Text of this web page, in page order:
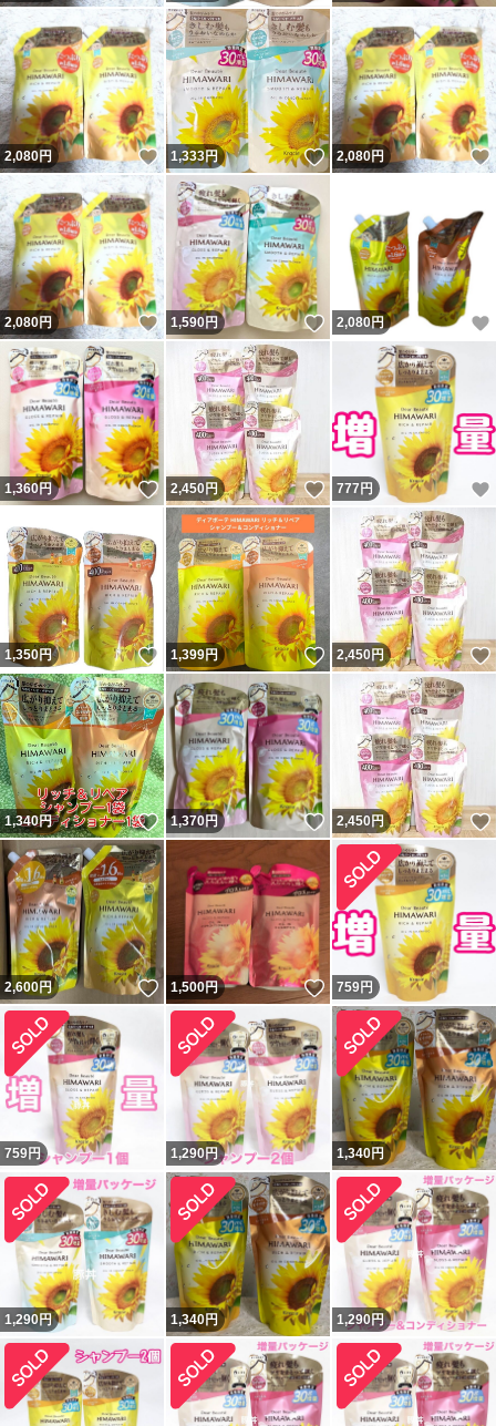
2,080円 いいね！
1,333円 いいね！
2,080円
2,080円 いいね！
1,590円 いいね！
2,080円
1,360円 いいね！
2,450 円 いいね！
777 円
1,350円 いいね！
1,399円 いいね！
2,450 円
1,340円 いいね！
1,370円 いいね！
2,450 円
2,600円 いいね！
1,500円 いいね！
759円
759円 1,290円 1,340円
1,290円 1,340円 1,290円